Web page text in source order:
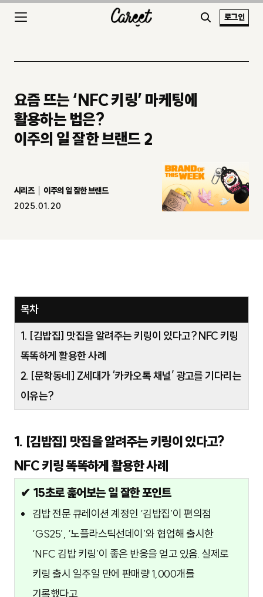
로그인
요즘 뜨는 ‘NFC 키링’ 마케팅에
활용하는 법은?
이주의 일 잘한 브랜드 2
시리즈
이주의 일 잘한 브랜드
2025.01.20
목차
1. [김밥집] 맛집을 알려주는 키링이 있다고? NFC 키링
똑똑하게 활용한 사례
2. [문학동네] Z세대가 ‘카카오톡 채널’ 광고를 기다리는
이유는?
1. [김밥집] 맛집을 알려주는 키링이 있다고?
NFC 키링 똑똑하게 활용한 사례
✔ 15초로 훑어보는 일 잘한 포인트
김밥 전문 큐레이션 계정인 ‘김밥집’이 편의점
‘GS25’, ‘노플라스틱선데이’와 협업해 출시한
‘NFC 김밥 키링’이 좋은 반응을 얻고 있음. 실제로
키링 출시 일주일 만에 판매량 1,000개를
기록했다고.